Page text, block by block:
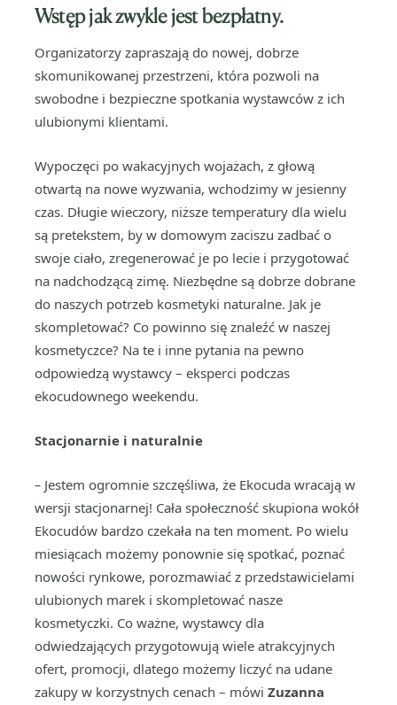
Wstęp jak zwykle jest bezpłatny.
Organizatorzy zapraszają do nowej, dobrze
skomunikowanej przestrzeni, która pozwoli na
swobodne i bezpieczne spotkania wystawców z ich
ulubionymi klientami.
Wypoczęci po wakacyjnych wojażach, z głową
otwartą na nowe wyzwania, wchodzimy w jesienny
czas. Długie wieczory, niższe temperatury dla wielu
są pretekstem, by w domowym zaciszu zadbać o
swoje ciało, zregenerować je po lecie i przygotować
na nadchodzącą zimę. Niezbędne są dobrze dobrane
do naszych potrzeb kosmetyki naturalne. Jak je
skompletować? Co powinno się znaleźć w naszej
kosmetyczce? Na te i inne pytania na pewno
odpowiedzą wystawcy – eksperci podczas
ekocudownego weekendu.
Stacjonarnie i naturalnie
– Jestem ogromnie szczęśliwa, że Ekocuda wracają w
wersji stacjonarnej! Cała społeczność skupiona wokół
Ekocudów bardzo czekała na ten moment. Po wielu
miesiącach możemy ponownie się spotkać, poznać
nowości rynkowe, porozmawiać z przedstawicielami
ulubionych marek i skompletować nasze
kosmetyczki. Co ważne, wystawcy dla
odwiedzających przygotowują wiele atrakcyjnych
ofert, promocji, dlatego możemy liczyć na udane
zakupy w korzystnych cenach – mówi Zuzanna